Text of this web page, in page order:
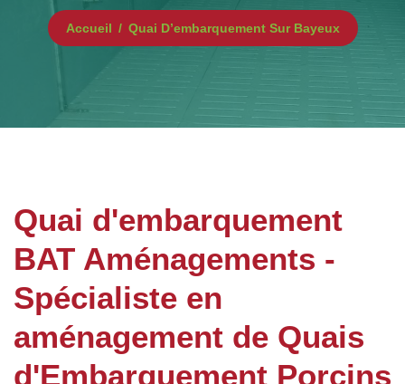
Accueil Quai D’embarquement Sur Bayeux
Quai d'embarquement
BAT Aménagements -
Spécialiste en
aménagement de Quais
d'Embarquement Porcins